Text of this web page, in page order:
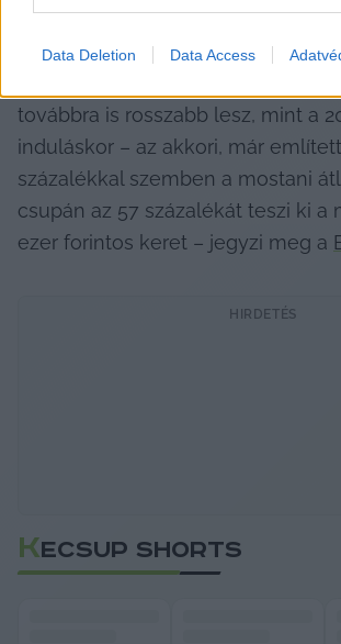
Data Deletion Data Access
nyugdíjat kézhez kapó ügyfelek
az ellátásuk akár teljes összegét
továbbra is rosszabb lesz, mint a
induláskor – az akkori, már
százalékkal szemben a mostani
csupán az 57 százalékát teszi ki a
ezer forintos keret – jegyzi meg a
HIRDETÉS
KECSUP SHORTS